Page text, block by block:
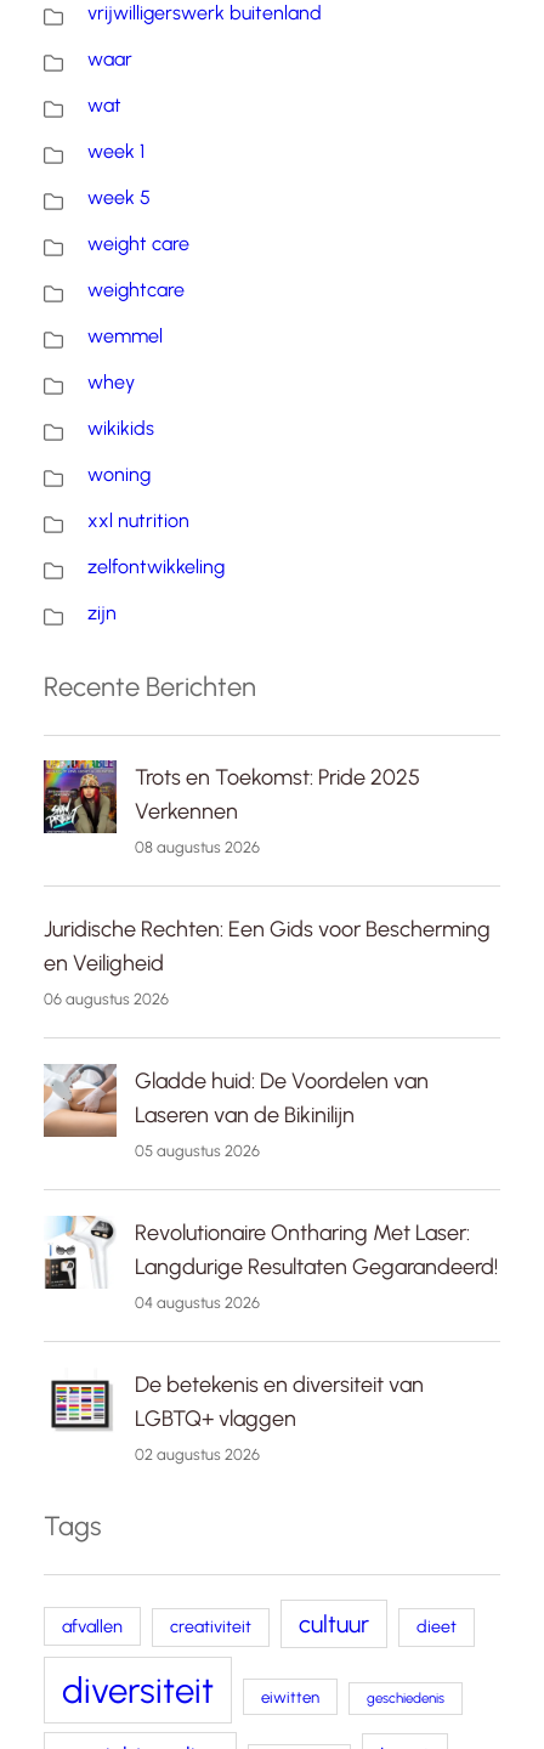
vrijwilligerswerk buitenland
waar
wat
week 1
week 5
weight care
weightcare
wemmel
whey
wikikids
woning
xxl nutrition
zelfontwikkeling
zijn
Recente Berichten
Trots en Toekomst: Pride 2025
Verkennen
08 augustus 2026
Juridische Rechten: Een Gids voor Bescherming
en Veiligheid
06 augustus 2026
Gladde huid: De Voordelen van
Laseren van de Bikinilijn
05 augustus 2026
Revolutionaire Ontharing Met Laser:
Langdurige Resultaten Gegarandeerd!
04 augustus 2026
De betekenis en diversiteit van
LGBTQ+ vlaggen
02 augustus 2026
Tags
afvallen creativiteit cultuur dieet
diversiteit eiwitten geschiedenis